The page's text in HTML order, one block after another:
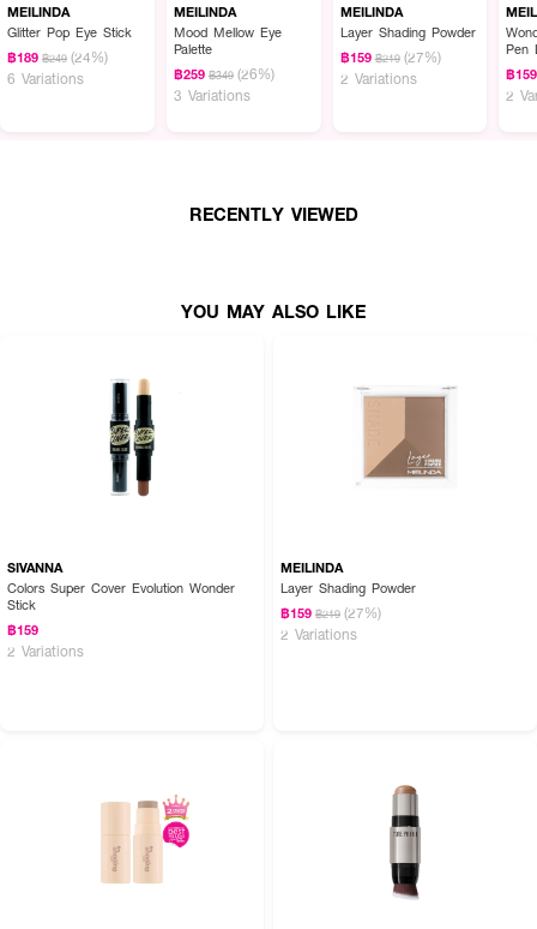
MEILINDA
Glitter Pop Eye Stick
฿189 ฿249 (24%)
6 Variations
MEILINDA
Mood Mellow Eye
Palette
฿259 ฿349 (26%)
3 Variations
MEILINDA
Layer Shading Powder
฿159 ฿219 (27%)
2 Variations
Pen
฿159
2
RECENTLY VIEWED
YOU MAY ALSO LIKE
SIVANNA
Colors Super Cover Evolution Wonder
Stick
฿159
2 Variations
MEILINDA
Layer Shading Powder
฿159 ฿219 (27%)
2 Variations